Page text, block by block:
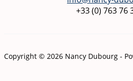
+33 (0) 763 76
Copyright © 2026 Nancy Dubourg -